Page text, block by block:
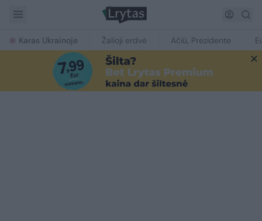
Karas Ukrainoje Žalioji erdvė Ačiū, Prezidente